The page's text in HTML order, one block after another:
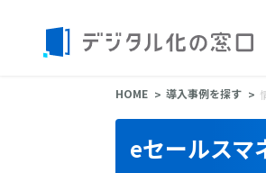
HOME 導入事例を探す
eセールス